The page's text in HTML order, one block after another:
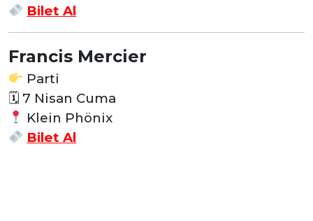
Bilet Al
Francis Mercier
Parti
🗓 7 Nisan Cuma
Klein Phönix
Bilet Al